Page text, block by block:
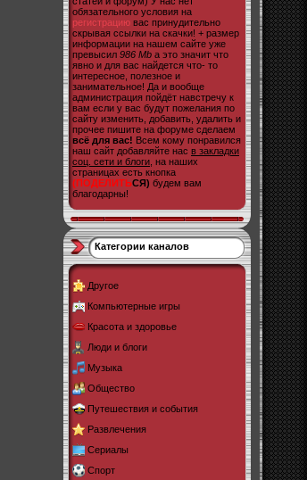
обязательного условия на
регистрацию вас принудительно
скрывая ссылки на скачки! + размер
информации на нашем сайте уже
превысил 986 Mb а это значит что
явно и для вас найдется что- то
интересное, полезное и
занимательное! Да и вообще
администрация пойдёт навстречу к
вам если у вас будут пожелания по
сайту изменить, добавить, удалить и
прочее пишите на форуме сделаем
всё для вас! Всем кому понравился
наш сайт добавляйте нас в закладки
соц. сети и блоги , на наших
страницах есть кнопка
(ПОДЕЛИТЬСЯ) будем вам
благодарны!
Категории каналов
Другое
Компьютерные игры
Красота и здоровье
Люди и блоги
Музыка
Общество
Путешествия и события
Развлечения
Сериалы
Спорт